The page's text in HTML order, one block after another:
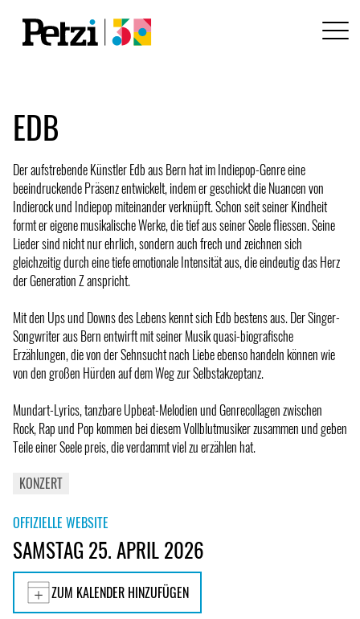
EDB
Der aufstrebende Künstler Edb aus Bern hat im Indiepop-Genre eine
beeindruckende Präsenz entwickelt, indem er geschickt die Nuancen von
Indierock und Indiepop miteinander verknüpft. Schon seit seiner Kindheit
formt er eigene musikalische Werke, die tief aus seiner Seele fliessen. Seine
Lieder sind nicht nur ehrlich, sondern auch frech und zeichnen sich
gleichzeitig durch eine tiefe emotionale Intensität aus, die eindeutig das Herz
der Generation Z anspricht.
Mit den Ups und Downs des Lebens kennt sich Edb bestens aus. Der Singer-
Songwriter aus Bern entwirft mit seiner Musik quasi-biografische
Erzählungen, die von der Sehnsucht nach Liebe ebenso handeln können wie
von den großen Hürden auf dem Weg zur Selbstakzeptanz.
Mundart-Lyrics, tanzbare Upbeat-Melodien und Genrecollagen zwischen
Rock, Rap und Pop kommen bei diesem Vollblutmusiker zusammen und geben
Teile einer Seele preis, die verdammt viel zu erzählen hat.
KONZERT
OFFIZIELLE WEBSITE
SAMSTAG 25. APRIL 2026
ZUM KALENDER HINZUFÜGEN